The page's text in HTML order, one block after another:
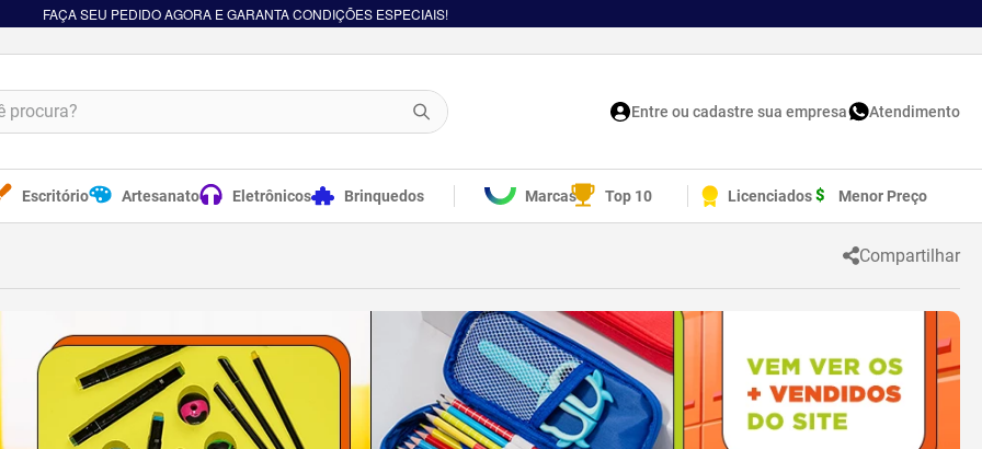
FAÇA SEU PEDIDO AGORA E GARANTA CONDIÇÕES ESPECIAIS!
Entre ou cadastre sua empresa Atendimento
Escritório Artesanato Eletrônicos Brinquedos Marcas Top 10 Licenciados Menor Preço
Compartilhar